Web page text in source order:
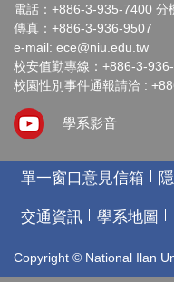
電話：+886-3-935-7400 分
傳真：+886-3-936-9507
e-mail: ece@niu.edu.tw
校安值勤專線：+886-3-
校園性別事件通報請洽 :
學系影音
單一窗口意見信箱
交通資訊 學系地圖
Copyright © National Ilan